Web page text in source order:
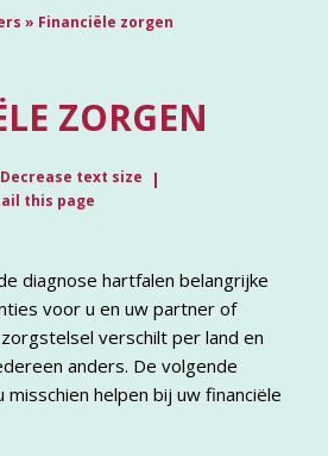
» Financiële zorgen
ZORGEN
Decrease text size
this page
diagnose hartfalen belangrijke
voor u en uw partner of
verschilt per land en
anders. De volgende
misschien helpen bij uw financiële